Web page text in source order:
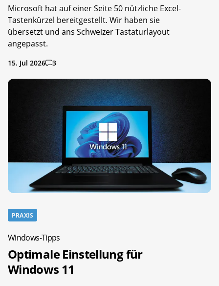
Microsoft hat auf einer Seite 50 nützliche Excel-
Tastenkürzel bereitgestellt. Wir haben sie
übersetzt und ans Schweizer Tastaturlayout
angepasst.
15. Jul 2026 3
PRAXIS
Windows-Tipps
Optimale Einstellung für
Windows 11